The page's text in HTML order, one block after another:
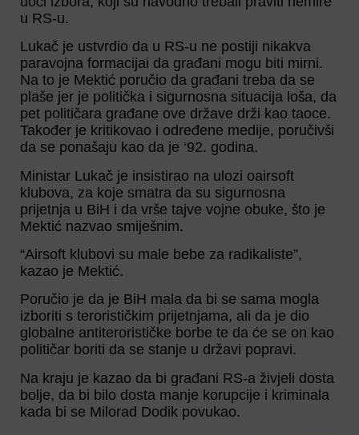
u RS-u.
Lukač je ustvrdio da u RS-u ne postiji nikakva
paravojna formacijai da građani mogu biti mirni.
Na to je Mektić poručio da građani treba da se
plaše jer je politička i sigurnosna situacija loša, da
pet političara građane ove države drži kao taoce.
Također je kritikovao i određene medije, poručivši
da se ponašaju kao da je ‘92. godina.
Ministar Lukač je insistirao na ulozi oairsoft
klubova, za koje smatra da su sigurnosna
prijetnja u BiH i da vrše tajve vojne obuke, što je
Mektić nazvao smiješnim.
“Airsoft klubovi su male bebe za radikaliste”,
kazao je Mektić.
Poručio je da je BiH mala da bi se sama mogla
izboriti s terorističkim prijetnjama, ali da je dio
globalne antiterorističke borbe te da će se on kao
političar boriti da se stanje u državi popravi.
Na kraju je kazao da bi građani RS-a živjeli dosta
bolje, da bi bilo dosta manje korupcije i kriminala
kada bi se Milorad Dodik povukao.